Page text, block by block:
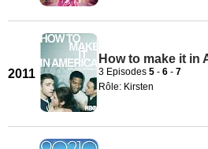
2011
How to make it in
3 Episodes 5 - 6 - 7
Rôle: Kirsten